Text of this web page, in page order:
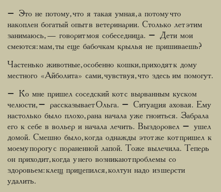
– Это не потому, что я такая умная, а потому что
накоплен богатый опыт в ветеринарии. Столько лет этим
занимаюсь, — говорит моя собеседница. – Дети мои
смеются: мам, ты еще бабочкам крылья не пришиваешь?
Частенько животные, особенно кошки, приходят к дому
местного «Айболита» сами, чувствуя, что здесь им помогут.
– Ко мне пришел соседский кот с вырванным куском
челюсти, – рассказывает Ольга. – Ситуация аховая. Ему
настолько было плохо, рана начала уже гноиться. Забрала
его к себе в вольер и начала лечить. Выздоровел – ушел
домой. Смешно было, когда однажды этот же кот пришел к
моему порогу с пораненной лапой. Тоже вылечила. Теперь
он приходит, когда у него возникают проблемы со
здоровьем: клещ прицепился, колтун надо из шерсти
удалить.